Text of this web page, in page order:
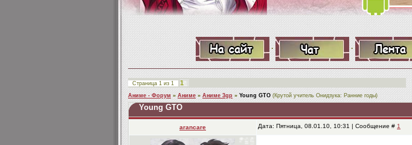
· ·
Страница 1 из 1 1
Аниме - Форум » Аниме » Аниме 3gp » Young GTO (Крутой учитель Онидзука: Ранние годы)
Young GTO
arancare Дата: Пятница, 08.01.10, 10:31 | Сообщение # 1